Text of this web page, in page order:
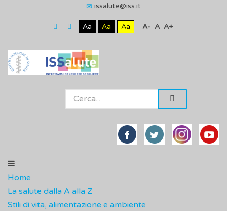
issalute@iss.it
Aa Aa Aa A- A A+
Home
La salute dalla A alla Z
Stili di vita, alimentazione e ambiente